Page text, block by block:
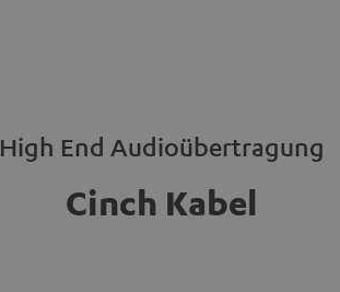
High End Audioübertragung
Cinch Kabel